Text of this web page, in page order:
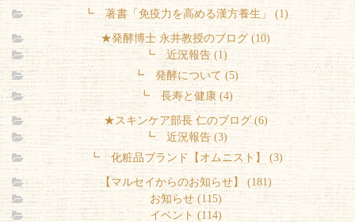
┗ 著書「免疫力を高める漢方養生」 (1)
★発酵博士 永井教授のブログ (10)
┗ 近況報告 (1)
┗ 発酵について (5)
┗ 長寿と健康 (4)
★スキンケア部長 仁のブログ (6)
┗ 近況報告 (3)
┗ 化粧品ブランド【オムニスト】 (3)
【マルセイからのお知らせ】 (181)
お知らせ (115)
イベント (114)